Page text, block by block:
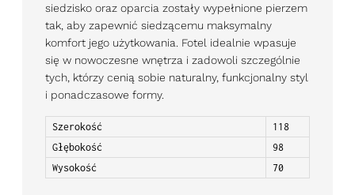
siedzisko oraz oparcia zostały wypełnione pierzem
tak, aby zapewnić siedzącemu maksymalny
komfort jego użytkowania. Fotel idealnie wpasuje
się w nowoczesne wnętrza i zadowoli szczególnie
tych, którzy cenią sobie naturalny, funkcjonalny styl
i ponadczasowe formy.
Szerokość
118
Głębokość
98
Wysokość
70